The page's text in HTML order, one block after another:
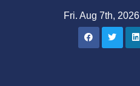
Fri. Aug 7th, 2026